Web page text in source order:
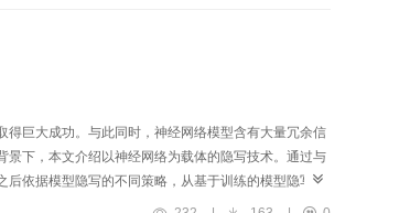
的研究方向进行展望。
巨大成功。与此同时，神经网络模型含有大量冗余信
下，本文介绍以神经网络为载体的隐写技术。通过与
依据模型隐写的不同策略，从基于训练的模型隐写、
述各类方法的核心机制与适用场景，以及分析了各类